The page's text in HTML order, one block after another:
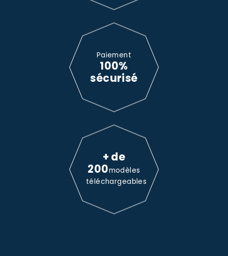
Paiement
100%
sécurisé
+ de
200modèles
téléchargeables